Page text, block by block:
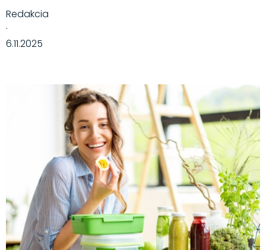
Redakcia
·
6.11.2025